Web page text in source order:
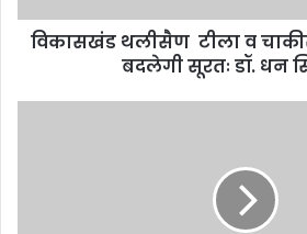
विकासखंड थलीसैण टीला व
बदलेगी सूरतः डॉ. धन